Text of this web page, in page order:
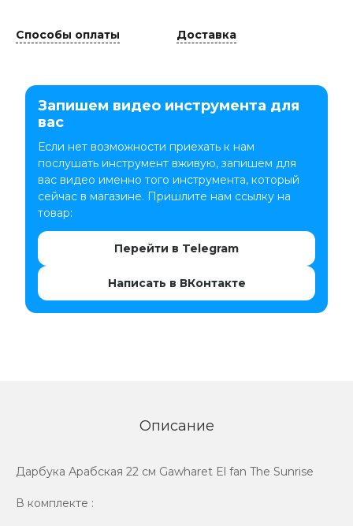
Способы оплаты Доставка
Запишем видео инструмента для
вас
Если нет возможности приехать к нам
послушать инструмент вживую, запишем для
вас видео именно того инструмента, который
сейчас в магазине. Пришлите нам ссылку на
товар:
Перейти в Telegram
Написать в ВКонтакте
Описание
Дарбука Арабская 22 см Gawharet El fan The Sunrise
В комплекте :